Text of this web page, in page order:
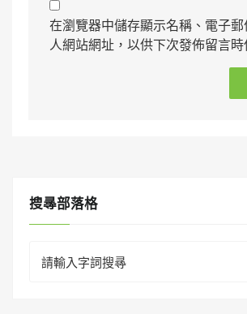
在瀏覽器中儲存顯示名稱、電子
人網站網址，以供下次發佈留言時
搜㝷部落格
for: